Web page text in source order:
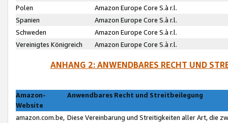
Polen
Amazon Europe Core S.à r.l.
Spanien
Amazon Europe Core S.à r.l.
Schweden
Amazon Europe Core S.à r.l.
Vereinigtes Königreich
Amazon Europe Core S.à r.l.
ANHANG 2: ANWENDBARES RECHT UND
Amazon-
Website
Anwendbares Recht und Streitbeilegung
amazon.com.be, Diese Vereinbarung und Streitigkeiten aller Art, die